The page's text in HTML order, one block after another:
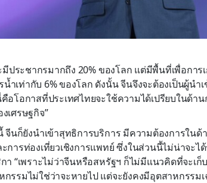
มีประชากรมากถึง 20% ของโลก แต่มีพื้นที่เพื่อกา
ำเท่ากับ 6% ของโลก ดังนั้น จีนจึงจะต้องเป็นผู้น
อโอกาสที่ประเทศไทยจะใช้ความได้เปรียบในด้า
เศรษฐกิจ”
จีนก็ยังนำเข้าสุทธิการบริการ มีความต้องการในด้
การท่องเที่ยวเชิงการแพทย์ ซึ่งในส่วนนี้ไม่น่าจะไ
า “เพราะไม่ว่าจีนหรือสหรัฐฯ ก็ไม่มีแนวคิดที่จะเ
รรมไม่ใช่ว่าจะหายไป แต่จะยังคงมีอุตสาหกรรมเ